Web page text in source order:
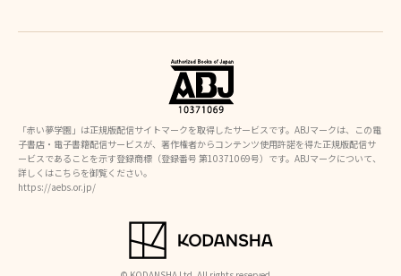
「赤い夢学園」は正規版配信サイトマークを取得したサービスです。ABJマークは、この電
子書店・電子書籍配信サービスが、著作権者からコンテンツ使用許諾を得た正規版配信サ
ービスであることを示す登録商標（登録番号 第10371069号）です。ABJマークについて、
詳しくはこちらを御覧ください。
https://aebs.or.jp/